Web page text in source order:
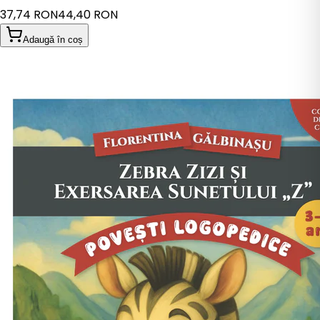
37,74 RON44,40 RON
Adaugă în coș